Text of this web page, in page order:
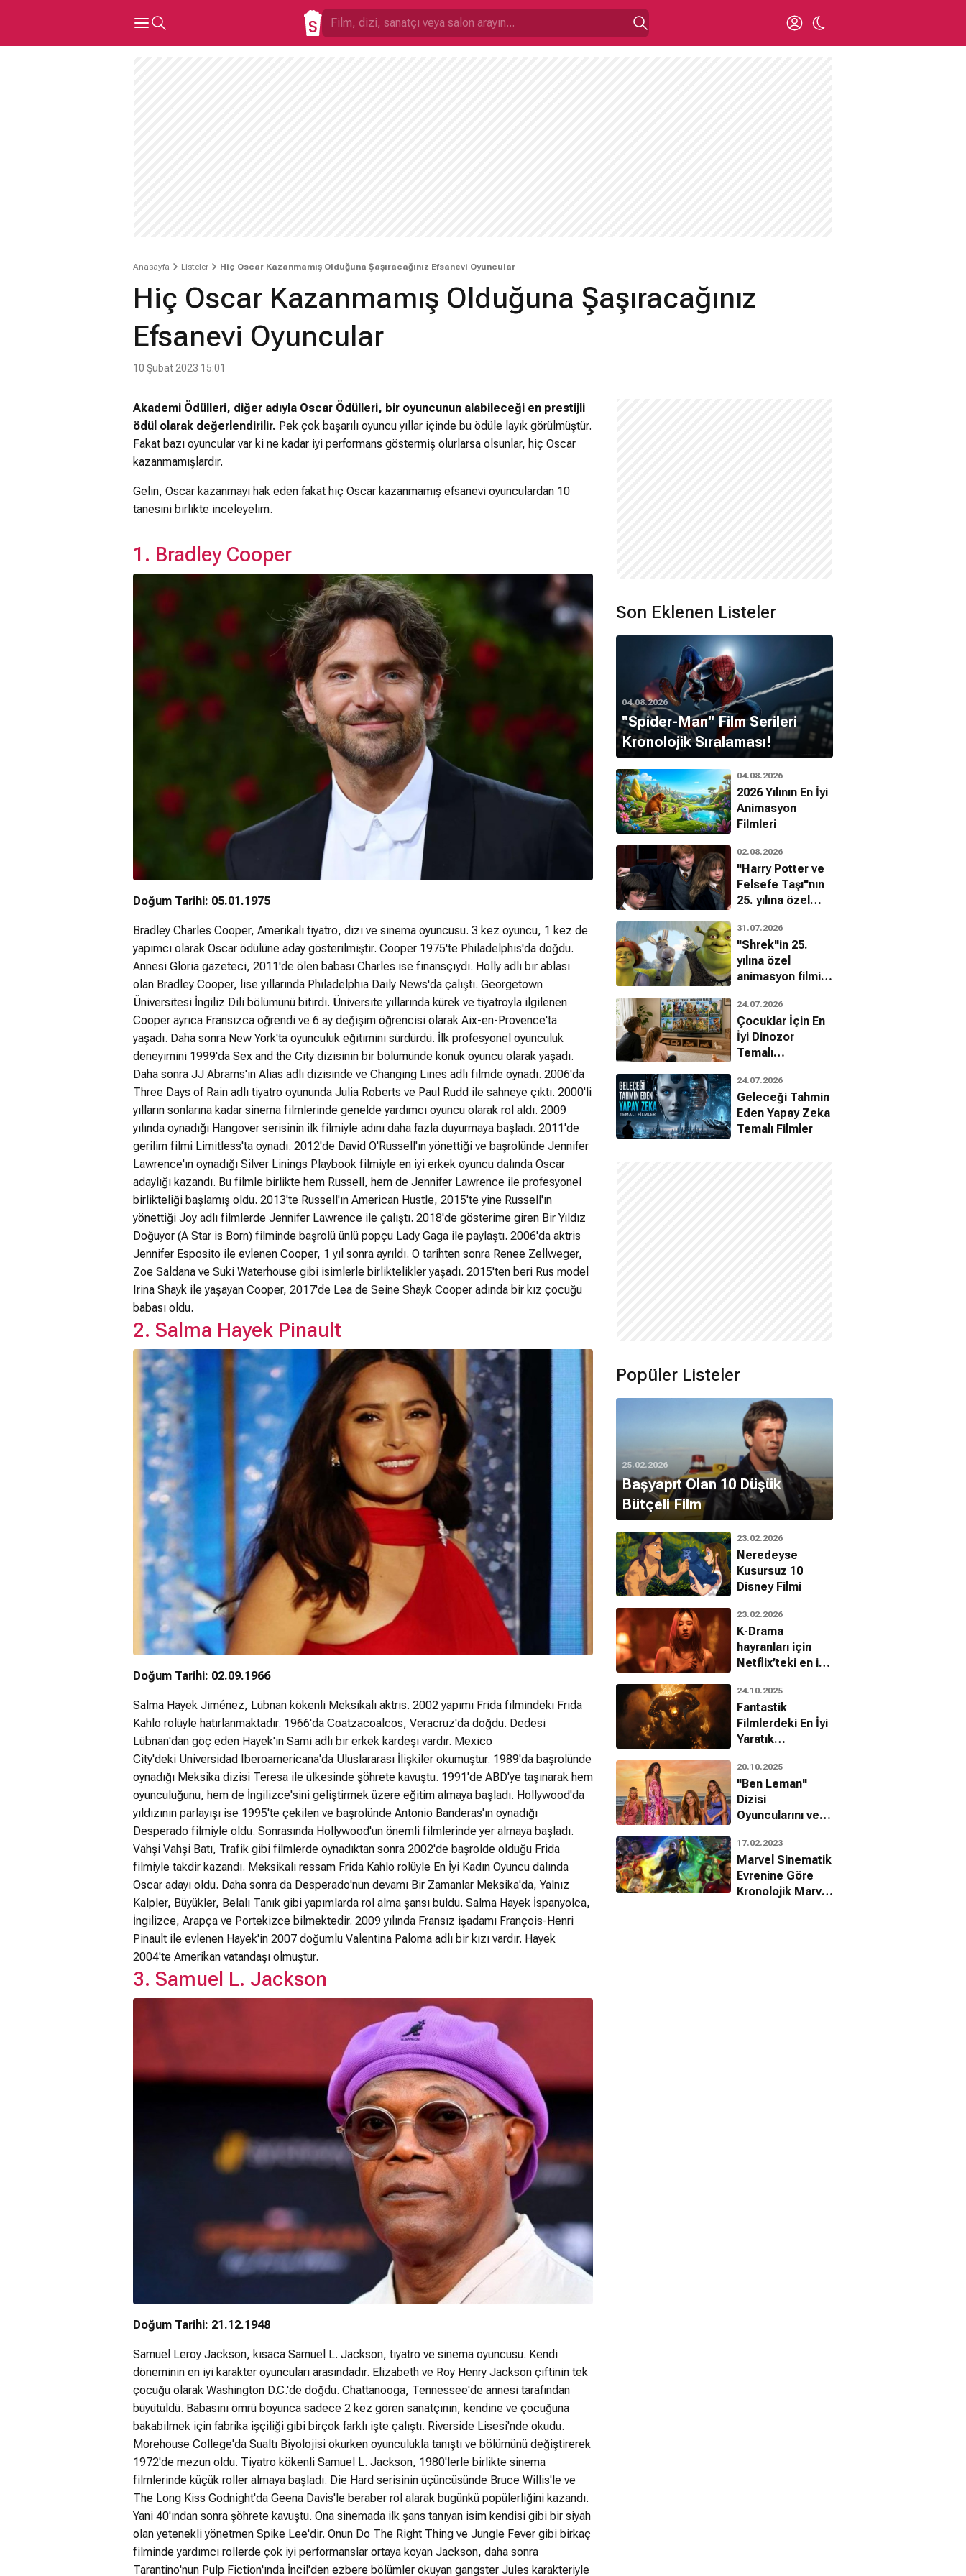
Anasayfa Listeler Hiç Oscar Kazanmamış Olduğuna Şaşıracağınız Efsanevi Oyuncular
Hiç Oscar Kazanmamış Olduğuna Şaşıracağınız
Efsanevi Oyuncular
10 Şubat 2023 15:01
Akademi Ödülleri, diğer adıyla Oscar Ödülleri, bir oyuncunun alabileceği en prestijli
ödül olarak değerlendirilir. Pek çok başarılı oyuncu yıllar içinde bu ödüle layık görülmüştür.
Fakat bazı oyuncular var ki ne kadar iyi performans göstermiş olurlarsa olsunlar, hiç Oscar
kazanmamışlardır.
Gelin, Oscar kazanmayı hak eden fakat hiç Oscar kazanmamış efsanevi oyunculardan 10
tanesini birlikte inceleyelim.
1. Bradley Cooper
Doğum Tarihi: 05.01.1975
Bradley Charles Cooper, Amerikalı tiyatro, dizi ve sinema oyuncusu. 3 kez oyuncu, 1 kez de
yapımcı olarak Oscar ödülüne aday gösterilmiştir. Cooper 1975'te Philadelphis'da doğdu.
Annesi Gloria gazeteci, 2011'de ölen babası Charles ise finansçıydı. Holly adlı bir ablası
olan Bradley Cooper, lise yıllarında Philadelphia Daily News'da çalıştı. Georgetown
Üniversitesi İngiliz Dili bölümünü bitirdi. Üniversite yıllarında kürek ve tiyatroyla ilgilenen
Cooper ayrıca Fransızca öğrendi ve 6 ay değişim öğrencisi olarak Aix-en-Provence'ta
yaşadı. Daha sonra New York'ta oyunculuk eğitimini sürdürdü. İlk profesyonel oyunculuk
deneyimini 1999'da Sex and the City dizisinin bir bölümünde konuk oyuncu olarak yaşadı.
Daha sonra JJ Abrams'ın Alias adlı dizisinde ve Changing Lines adlı filmde oynadı. 2006'da
Three Days of Rain adlı tiyatro oyununda Julia Roberts ve Paul Rudd ile sahneye çıktı. 2000'li
yılların sonlarına kadar sinema filmlerinde genelde yardımcı oyuncu olarak rol aldı. 2009
yılında oynadığı Hangover serisinin ilk filmiyle adını daha fazla duyurmaya başladı. 2011'de
gerilim filmi Limitless'ta oynadı. 2012'de David O'Russell'ın yönettiği ve başrolünde Jennifer
Lawrence'ın oynadığı Silver Linings Playbook filmiyle en iyi erkek oyuncu dalında Oscar
adaylığı kazandı. Bu filmle birlikte hem Russell, hem de Jennifer Lawrence ile profesyonel
birlikteliği başlamış oldu. 2013'te Russell'ın American Hustle, 2015'te yine Russell'ın
yönettiği Joy adlı filmlerde Jennifer Lawrence ile çalıştı. 2018'de gösterime giren Bir Yıldız
Doğuyor (A Star is Born) filminde başrolü ünlü popçu Lady Gaga ile paylaştı. 2006'da aktris
Jennifer Esposito ile evlenen Cooper, 1 yıl sonra ayrıldı. O tarihten sonra Renee Zellweger,
Zoe Saldana ve Suki Waterhouse gibi isimlerle birliktelikler yaşadı. 2015'ten beri Rus model
Irina Shayk ile yaşayan Cooper, 2017'de Lea de Seine Shayk Cooper adında bir kız çocuğu
babası oldu.
2. Salma Hayek Pinault
Doğum Tarihi: 02.09.1966
Salma Hayek Jiménez, Lübnan kökenli Meksikalı aktris. 2002 yapımı Frida filmindeki Frida
Kahlo rolüyle hatırlanmaktadır. 1966'da Coatzacoalcos, Veracruz'da doğdu. Dedesi
Lübnan'dan göç eden Hayek'in Sami adlı bir erkek kardeşi vardır. Mexico
City'deki Universidad Iberoamericana'da Uluslararası İlişkiler okumuştur. 1989'da başrolünde
oynadığı Meksika dizisi Teresa ile ülkesinde şöhrete kavuştu. 1991'de ABD'ye taşınarak hem
oyunculuğunu, hem de İngilizce'sini geliştirmek üzere eğitim almaya başladı. Hollywood'da
yıldızının parlayışı ise 1995'te çekilen ve başrolünde Antonio Banderas'ın oynadığı
Desperado filmiyle oldu. Sonrasında Hollywood'un önemli filmlerinde yer almaya başladı.
Vahşi Vahşi Batı, Trafik gibi filmlerde oynadıktan sonra 2002'de başrolde olduğu Frida
filmiyle takdir kazandı. Meksikalı ressam Frida Kahlo rolüyle En İyi Kadın Oyuncu dalında
Oscar adayı oldu. Daha sonra da Desperado'nun devamı Bir Zamanlar Meksika'da, Yalnız
Kalpler, Büyükler, Belalı Tanık gibi yapımlarda rol alma şansı buldu. Salma Hayek İspanyolca,
İngilizce, Arapça ve Portekizce bilmektedir. 2009 yılında Fransız işadamı François-Henri
Pinault ile evlenen Hayek'in 2007 doğumlu Valentina Paloma adlı bir kızı vardır. Hayek
2004'te Amerikan vatandaşı olmuştur.
3. Samuel L. Jackson
Doğum Tarihi: 21.12.1948
Samuel Leroy Jackson, kısaca Samuel L. Jackson, tiyatro ve sinema oyuncusu. Kendi
döneminin en iyi karakter oyuncuları arasındadır. Elizabeth ve Roy Henry Jackson çiftinin tek
çocuğu olarak Washington D.C.'de doğdu. Chattanooga, Tennessee'de annesi tarafından
büyütüldü. Babasını ömrü boyunca sadece 2 kez gören sanatçının, kendine ve çocuğuna
bakabilmek için fabrika işçiliği gibi birçok farklı işte çalıştı. Riverside Lisesi'nde okudu.
Morehouse College'da Sualtı Biyolojisi okurken oyunculukla tanıştı ve bölümünü değiştirerek
1972'de mezun oldu. Tiyatro kökenli Samuel L. Jackson, 1980'lerle birlikte sinema
filmlerinde küçük roller almaya başladı. Die Hard serisinin üçüncüsünde Bruce Willis'le ve
The Long Kiss Godnight'da Geena Davis'le beraber rol alarak bugünkü popülerliğini kazandı.
Yani 40'ından sonra şöhrete kavuştu. Ona sinemada ilk şans tanıyan isim kendisi gibi bir siyah
olan yetenekli yönetmen Spike Lee'dir. Onun Do The Right Thing ve Jungle Fever gibi birkaç
filminde yardımcı rollerde çok iyi performanslar ortaya koyan Jackson, daha sonra
Tarantino'nun Pulp Fiction'ında İncil'den ezbere bölümler okuyan gangster Jules karakteriyle
Son Eklenen Listeler
04.08.2026
''Spider-Man'' Film Serileri
Kronolojik Sıralaması!
04.08.2026
2026 Yılının En İyi
Animasyon
Filmleri
02.08.2026
"Harry Potter ve
Felsefe Taşı"nın
25. yılına özel
bilinmeyenleri!
31.07.2026
"Shrek"in 25.
yılına özel
animasyon filmin
24.07.2026
Çocuklar İçin En
İyi Dinozor
Temalı
Filmleri
24.07.2026
Geleceği Tahmin
Eden Yapay Zeka
Temalı Filmler
Popüler Listeler
25.02.2026
Başyapıt Olan 10 Düşük
Bütçeli Film
23.02.2026
Neredeyse
Kusursuz 10
Disney Filmi
23.02.2026
K-Drama
hayranları için
Netflix’teki en iyi
24.10.2025
Fantastik
Filmlerdeki En İyi
Yaratık
20.10.2025
"Ben Leman"
Dizisi
Oyuncularını ve
Tanıyalım!
17.02.2023
Marvel Sinematik
Evrenine Göre
Kronolojik Marvel